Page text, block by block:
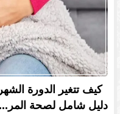
كيف تتغير الدورة
دليل شامل لصحة المر...